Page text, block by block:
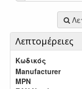
Λεπτομέρειες
Κωδικός
Manufacturer
MPN